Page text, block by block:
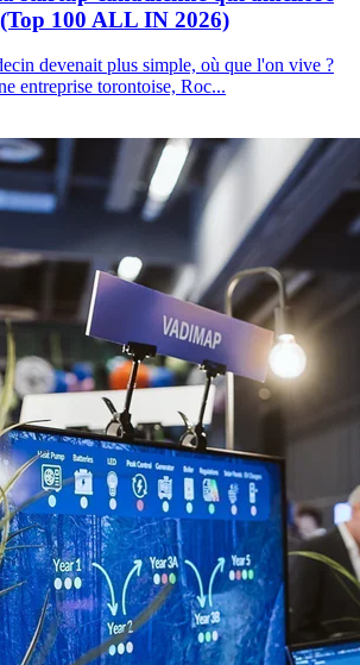
100 ALL IN 2026)
devenait plus simple, où que l'on vive ?
entreprise torontoise, Roc...